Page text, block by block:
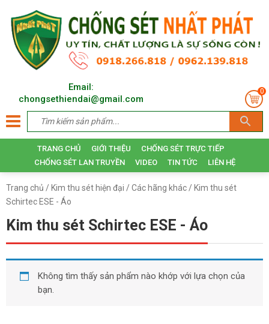
Email:
chongsethiendai@gmail.com
0
TRANG CHỦ GIỚI THIỆU
CHỐNG SÉT TRỰC TIẾP
CHỐNG SÉT LAN TRUYỀN
VIDEO TIN TỨC LIÊN HỆ
Trang chủ / Kim thu sét hiện đại /Các hãng khác / Kim thu sét
Schirtec ESE - Áo
Kim thu sét Schirtec ESE - Áo
Không tìm thấy sản phẩm nào khớp với lựa chọn của
bạn.